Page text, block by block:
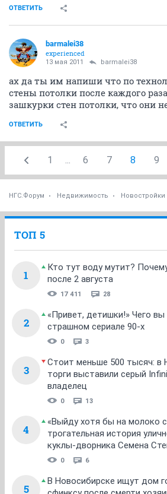
ОТВЕТИТЬ
barmalei38
experienced
13 мая 2011 barmalei38
ах да ты им напиши что по
стены потолки после каждого
зашкурки стен потолки, что они
ОТВЕТИТЬ
1 6 7 8 9
НГС.Форум Недвижимость Новостройки
ТОП 5
1
Кто тут воду мутит?
после 2 августа
17 411 28
2
«Привет, детишки!» Чего
страшном сериале 90-х
0 3
3
Стоит меньше 500 тысяч: в
торги выставили серый
владелец
0 13
4
«Выйду хотя бы на молоко
трогательная история
куклы-дворника Семена
0 6
5
В Новосибирске ищут дом